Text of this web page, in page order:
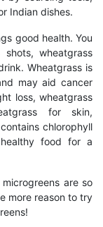
Indian dishes.
good health. You
wheatgrass
Wheatgrass is
may aid cancer
loss, wheatgrass
for skin,
chlorophyll
food for a
are so
more reason to try